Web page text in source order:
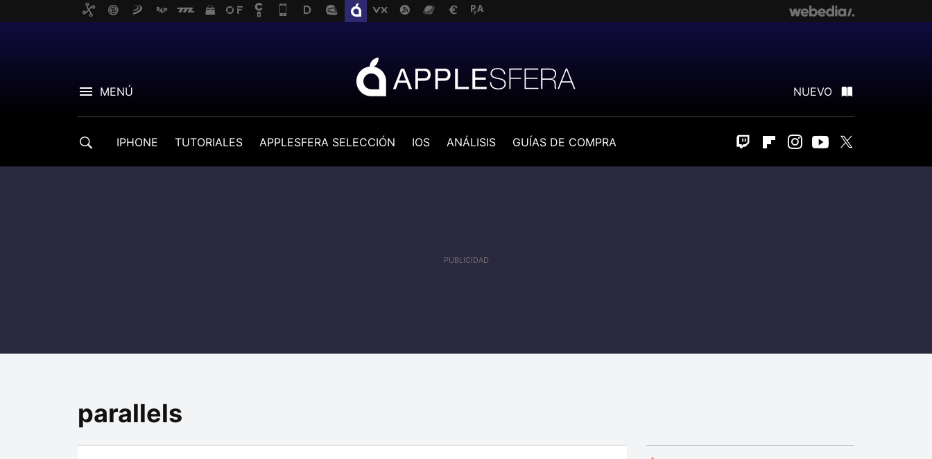
MENÚ NUEVO
IPHONE TUTORIALES APPLESFERA SELECCIÓN IOS ANÁLISIS GUÍAS DE COMPRA Twitch FlipboardInstagram
Youtube
parallels